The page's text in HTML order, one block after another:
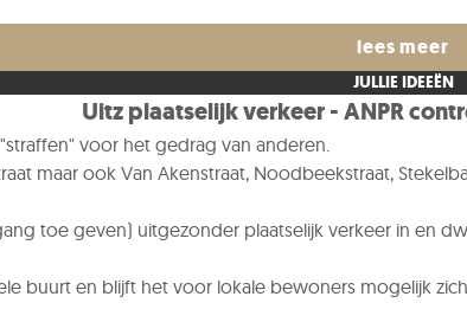
(paaltjes). Dit zou de bewoners van de wijken De
hun leven gebruiken en waarmee er nooitlees meer
JULLIE IDEEËN
Uitz plaatselijk verkeer - ANPR
voor het gedrag van anderen.
maar ook Van Akenstraat, Noodbeekstraat,
toe geven) uitgezonder plaatselijk verkeer in en
buurt en blijft het voor lokale bewoners mogelijk